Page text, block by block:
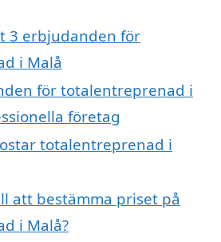
3 erbjudanden för
i Malå
för totalentreprenad i
företag
totalentreprenad i
att bestämma priset på
i Malå?